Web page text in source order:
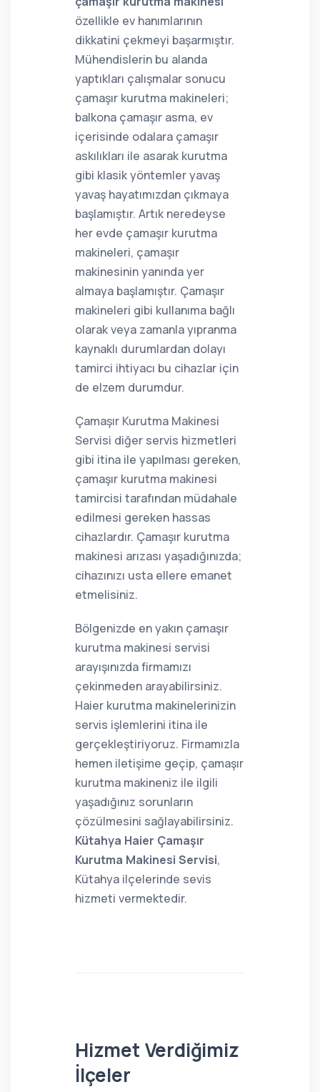
özellikle ev hanımlarının
dikkatini çekmeyi başarmıştır.
Mühendislerin bu alanda
yaptıkları çalışmalar sonucu
çamaşır kurutma makineleri;
balkona çamaşır asma, ev
içerisinde odalara çamaşır
askılıkları ile asarak kurutma
gibi klasik yöntemler yavaş
yavaş hayatımızdan çıkmaya
başlamıştır. Artık neredeyse
her evde çamaşır kurutma
makineleri, çamaşır
makinesinin yanında yer
almaya başlamıştır. Çamaşır
makineleri gibi kullanıma bağlı
olarak veya zamanla yıpranma
kaynaklı durumlardan dolayı
tamirci ihtiyacı bu cihazlar için
de elzem durumdur.
Çamaşır Kurutma Makinesi
Servisi diğer servis hizmetleri
gibi itina ile yapılması gereken,
çamaşır kurutma makinesi
tamircisi tarafından müdahale
edilmesi gereken hassas
cihazlardır. Çamaşır kurutma
makinesi arızası yaşadığınızda;
cihazınızı usta ellere emanet
etmelisiniz.
Bölgenizde en yakın çamaşır
kurutma makinesi servisi
arayışınızda firmamızı
çekinmeden arayabilirsiniz.
Haier kurutma makinelerinizin
servis işlemlerini itina ile
gerçekleştiriyoruz. Firmamızla
hemen iletişime geçip, çamaşır
kurutma makineniz ile ilgili
yaşadığınız sorunların
çözülmesini sağlayabilirsiniz.
Kütahya Haier Çamaşır
Kurutma Makinesi Servisi,
Kütahya ilçelerinde sevis
hizmeti vermektedir.
Hizmet Verdiğimiz
İlçeler